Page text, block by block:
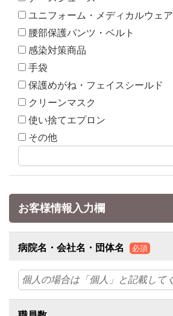
ユニフォーム・メディカルウェア
腰部保護パンツ・ベルト
感染対策商品
手袋
保護めがね・フェイスシールド
クリーンマスク
使い捨てエプロン
その他
お客様情報入力欄
病院名・会社名・団体名 必須